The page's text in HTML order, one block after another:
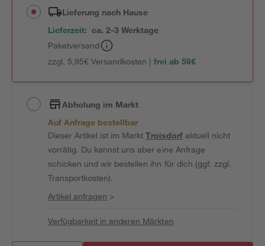
Lieferung nach Hause
Lieferzeit: ca. 2-3 Werktage
Paketversand
zzgl. 5,95€ Versandkosten | frei ab 59€
Abholung im Markt
Auf Anfrage bestellbar
Dieser Artikel ist im MarktTroisdorfaktuell nicht
vorrätig. Du kannst uns aber eine Anfrage
schicken und wir bestellen ihn für dich (ggf. zzgl.
Transportkosten).
Artikel anfragen >
Verfügbarkeit in anderen Märkten